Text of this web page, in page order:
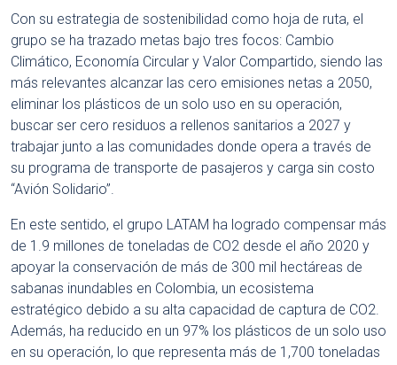
Con su estrategia de sostenibilidad como hoja de ruta, el
grupo se ha trazado metas bajo tres focos: Cambio
Climático, Economía Circular y Valor Compartido, siendo las
más relevantes alcanzar las cero emisiones netas a 2050,
eliminar los plásticos de un solo uso en su operación,
buscar ser cero residuos a rellenos sanitarios a 2027 y
trabajar junto a las comunidades donde opera a través de
su programa de transporte de pasajeros y carga sin costo
“Avión Solidario”.
En este sentido, el grupo LATAM ha logrado compensar más
de 1.9 millones de toneladas de CO2 desde el año 2020 y
apoyar la conservación de más de 300 mil hectáreas de
sabanas inundables en Colombia, un ecosistema
estratégico debido a su alta capacidad de captura de CO2.
Además, ha reducido en un 97% los plásticos de un solo uso
en su operación, lo que representa más de 1,700 toneladas